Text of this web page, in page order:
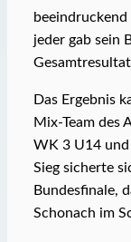
jeder gab sein
Das Ergebnis
Mix-Team des
WK 3 U14
Sieg sicherte
Bundesfinale,
Schonach im